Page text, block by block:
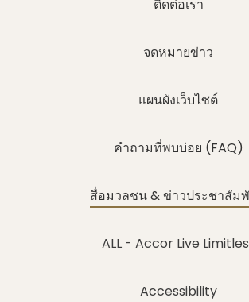
ติดต่อเรา
จดหมายข่าว
แผนผังเว็บไซต์
คำถามที่พบบ่อย (FAQ)
สื่อมวลชน & ข่าวประชาสัม
ALL - Accor Live
Accessibility